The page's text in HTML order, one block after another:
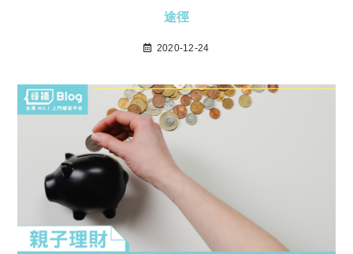
途徑
2020-12-24